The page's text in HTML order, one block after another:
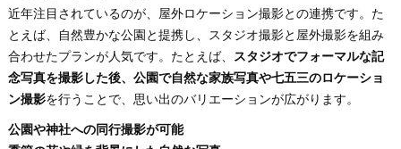
近年注目されているのが、屋外ロケーション撮影との連携です。た
とえば、自然豊かな公園と提携し、スタジオ撮影と屋外撮影を組み
合わせたプランが人気です。たとえば、
スタジオでフォーマルな記
念写真を撮影した後、公園で自然な家族写真や七五三のロケーショ
ン撮影を行うことで、思い出のバリエーションが広がります。
公園や神社への同行撮影が可能